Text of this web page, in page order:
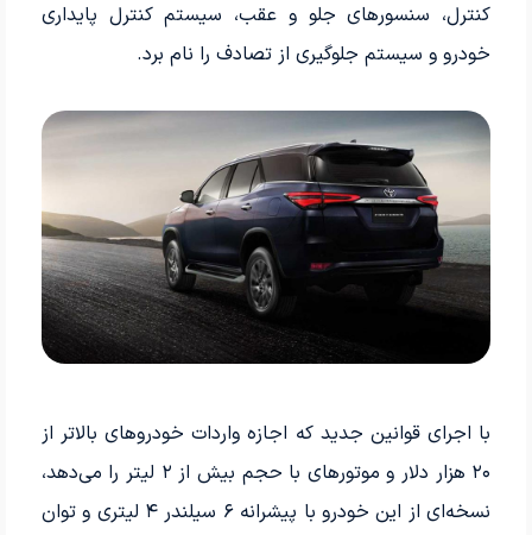
کنترل، سنسورهای جلو و عقب، سیستم کنترل پایداری
خودرو و سیستم جلوگیری از تصادف را نام برد.
با اجرای قوانین جدید که اجازه واردات خودروهای بالاتر از
۲۰ هزار دلار و موتورهای با حجم بیش از ۲ لیتر را می‌دهد،
نسخه‌ای از این خودرو با پیشرانه ۶ سیلندر ۴ لیتری و توان